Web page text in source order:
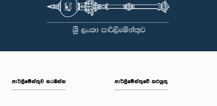
පාර්ලි‌මේන්තුව නරඹන්න පාර්ලිමේන්තුවේ කටයුතු